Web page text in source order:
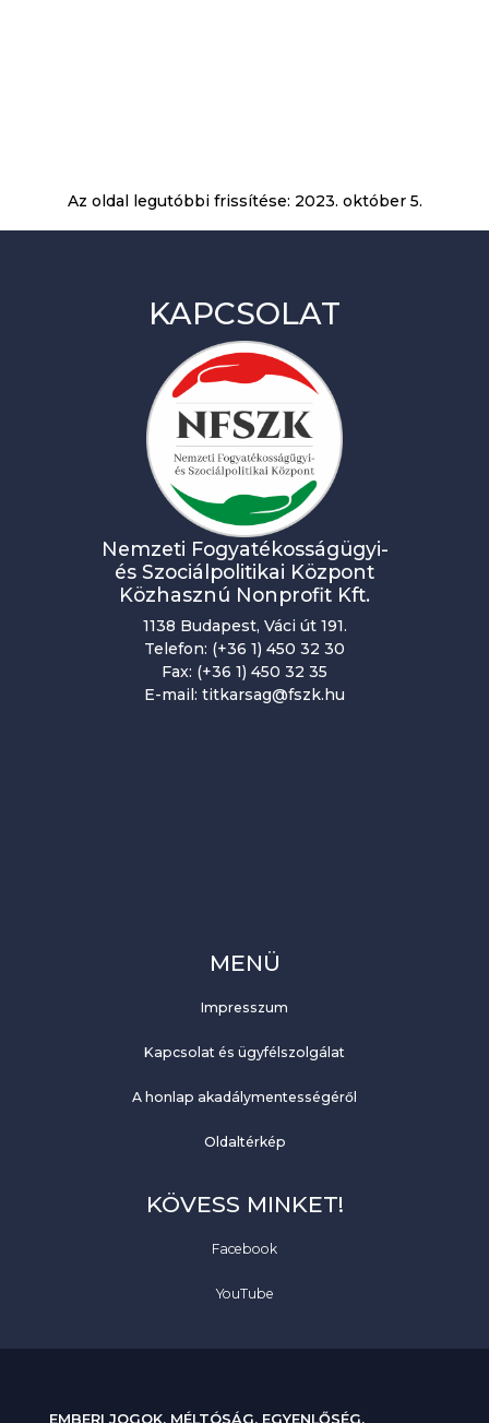
Az oldal legutóbbi frissítése: 2023. október 5.
KAPCSOLAT
Nemzeti Fogyatékosságügyi-
és Szociálpolitikai Központ
Közhasznú Nonprofit Kft.
1138 Budapest, Váci út 191.
Telefon: (+36 1) 450 32 30
Fax: (+36 1) 450 32 35
E-mail: titkarsag@fszk.hu
MENÜ
Impresszum
Kapcsolat és ügyfélszolgálat
A honlap akadálymentességéről
Oldaltérkép
KÖVESS MINKET!
Facebook
YouTube
EMBERI JOGOK. MÉLTÓSÁG. EGYENLŐSÉG.